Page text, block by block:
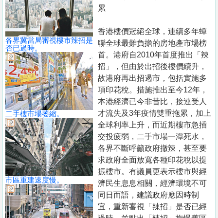
置
業
手
冊
關
於
我
們
各界冀當局審視樓市辣招是
否已過時。
二手樓市場萎縮。
市區重建速度慢。
累
香港樓價冠絕全球，連續多年蟬
聯全球最難負擔的房地產市場榜
首。港府自2010年首度推出「辣
招」，但由於出招後樓價續升，
故港府再出招遏市，包括實施多
項印花稅。措施推出至今12年，
本港經濟已今非昔比，接連受人
才流失及3年疫情雙重拖累，加上
全球利率上升，而近期樓市急插
交投疲弱，二手市場一潭死水，
各界不斷呼籲政府撤辣，甚至要
求政府全面放寬各種印花稅以提
振樓市。有議員更表示樓市與經
濟民生息息相關，經濟環境不可
同日而語，建議政府應因時制
宜，重新審視「辣招」是否已經